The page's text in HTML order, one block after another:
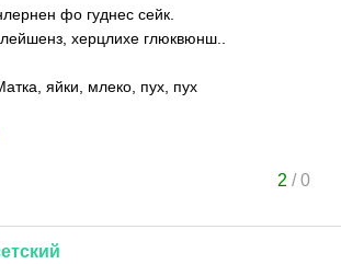
фо гуднес сейк.
херцлихе глюквюнш..
яйки, млеко, пух, пух
2 /0